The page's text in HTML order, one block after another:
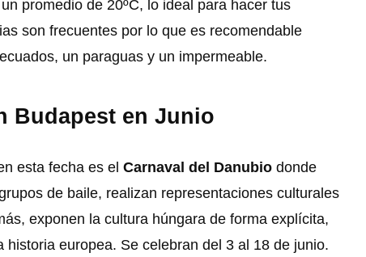
promedio de 20ºC, lo ideal para hacer tus
son frecuentes por lo que es recomendable
un paraguas y un impermeable.
Budapest en Junio
esta fecha es elCarnaval del Danubio donde
de baile, realizan representaciones culturales
exponen la cultura húngara de forma explícita,
historia europea. Se celebran del 3 al 18 de junio.